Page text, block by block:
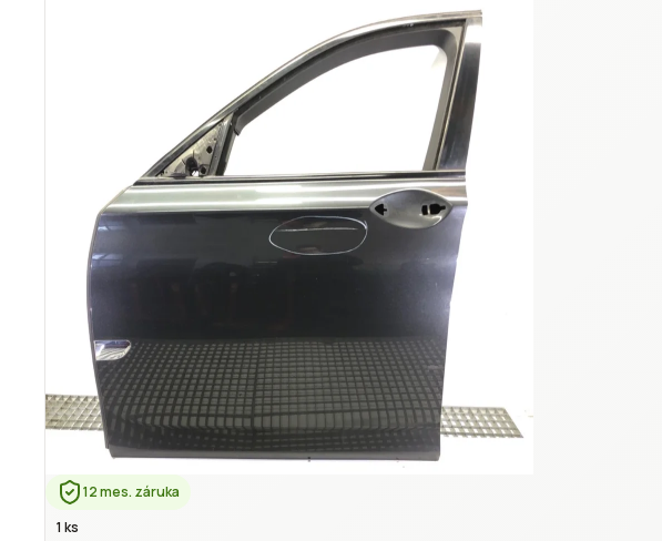
12 mes. záruka
1 ks